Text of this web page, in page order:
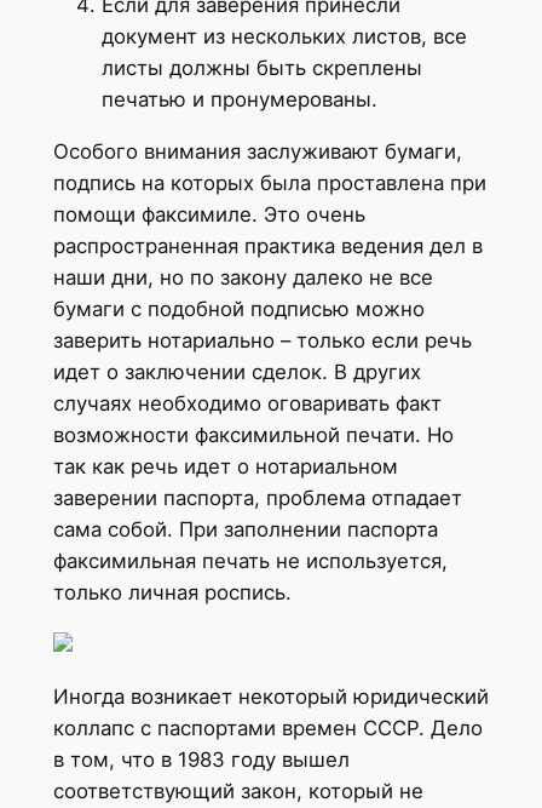
Если для заверения принесли
документ из нескольких листов, все
листы должны быть скреплены
печатью и пронумерованы.
Особого внимания заслуживают бумаги,
подпись на которых была проставлена при
помощи факсимиле. Это очень
распространенная практика ведения дел в
наши дни, но по закону далеко не все
бумаги с подобной подписью можно
заверить нотариально – только если речь
идет о заключении сделок. В других
случаях необходимо оговаривать факт
возможности факсимильной печати. Но
так как речь идет о нотариальном
заверении паспорта, проблема отпадает
сама собой. При заполнении паспорта
факсимильная печать не используется,
только личная роспись.
Иногда возникает некоторый юридический
коллапс с паспортами времен СССР. Дело
в том, что в 1983 году вышел
соответствующий закон, который не